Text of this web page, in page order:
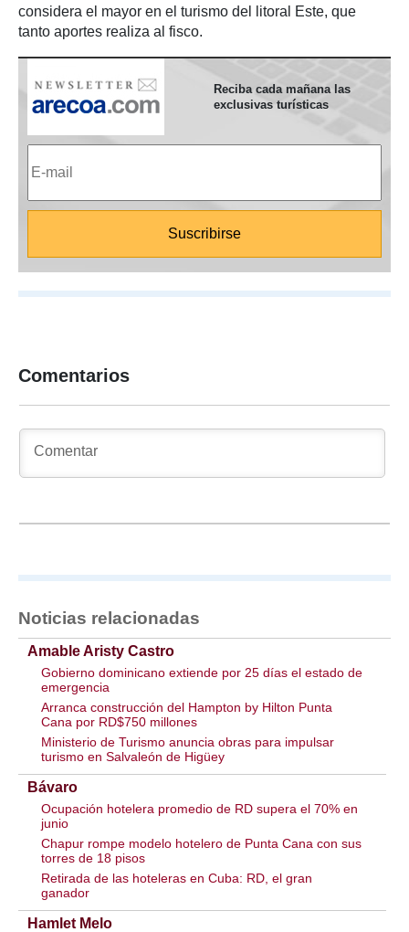
considera el mayor en el turismo del litoral Este, que
tanto aportes realiza al fisco.
Reciba cada mañana las
exclusivas turísticas
Comentarios
Noticias relacionadas
Amable Aristy Castro
Gobierno dominicano extiende por 25 días el estado de
emergencia
Arranca construcción del Hampton by Hilton Punta
Cana por RD$750 millones
Ministerio de Turismo anuncia obras para impulsar
turismo en Salvaleón de Higüey
Bávaro
Ocupación hotelera promedio de RD supera el 70% en
junio
Chapur rompe modelo hotelero de Punta Cana con sus
torres de 18 pisos
Retirada de las hoteleras en Cuba: RD, el gran
ganador
Hamlet Melo